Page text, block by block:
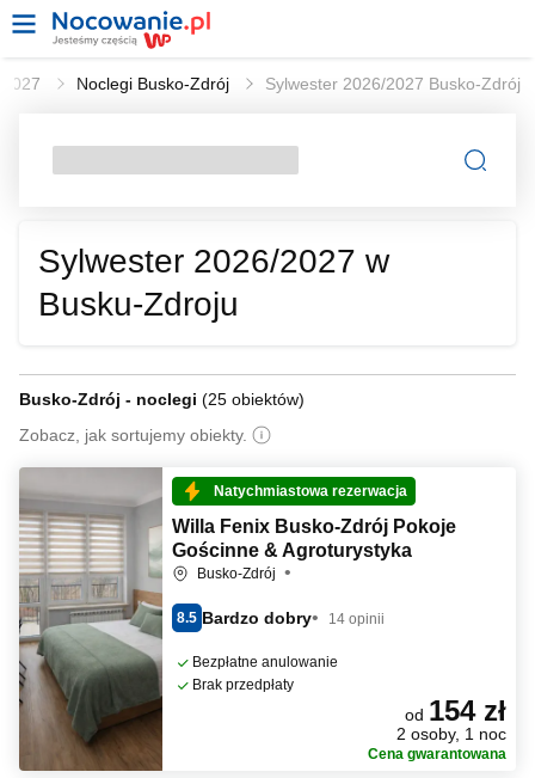
Noclegi Busko-Zdrój Sylwester 2026/2027 Busko-Zdrój
Sylwester 2026/2027 w
Busku-Zdroju
Busko-Zdrój - noclegi (25 obiektów)
Zobacz, jak sortujemy obiekty.
Natychmiastowa rezerwacja
Willa Fenix Busko‑Zdrój Pokoje
Gościnne & Agroturystyka
Busko-Zdrój
8.5 Bardzo dobry 14 opinii
Bezpłatne anulowanie
Brak przedpłaty
od 154 zł
2 osoby, 1 noc
Cena gwarantowana